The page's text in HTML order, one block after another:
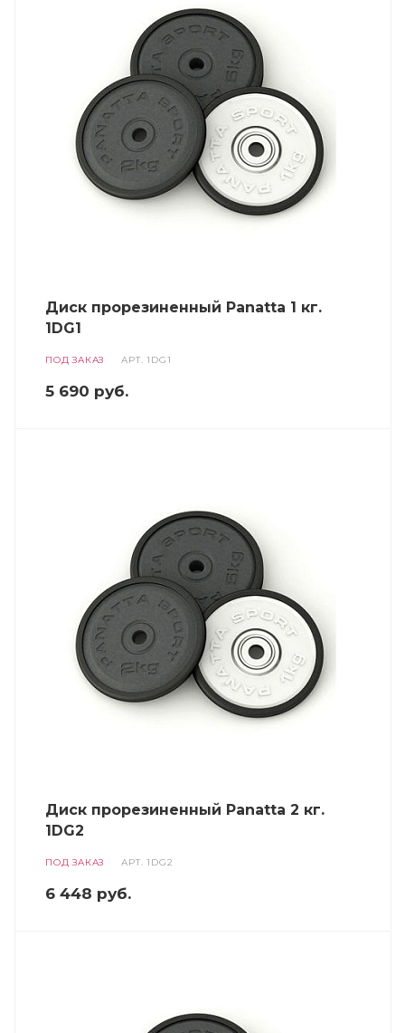
Диск прорезиненный Panatta 1 кг.
1DG1
ПОД ЗАКАЗ АРТ.1DG1
5 690 руб.
Диск прорезиненный Panatta 2 кг.
1DG2
ПОД ЗАКАЗ АРТ.1DG2
6 448 руб.